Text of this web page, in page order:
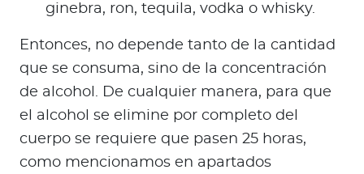
ginebra, ron, tequila, vodka o whisky.
Entonces, no depende tanto de la cantidad
que se consuma, sino de la concentración
de alcohol. De cualquier manera, para que
el alcohol se elimine por completo del
cuerpo se requiere que pasen 25 horas,
como mencionamos en apartados